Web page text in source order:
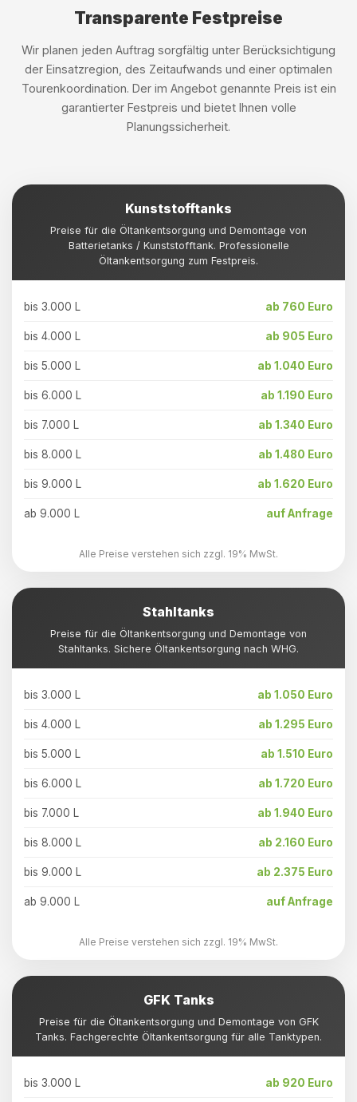
Transparente Festpreise
Wir planen jeden Auftrag sorgfältig unter Berücksichtigung
der Einsatzregion, des Zeitaufwands und einer optimalen
Tourenkoordination. Der im Angebot genannte Preis ist ein
garantierter Festpreis und bietet Ihnen volle
Planungssicherheit.
Kunststofftanks
Preise für die Öltankentsorgung und Demontage von
Batterietanks / Kunststofftank. Professionelle
Öltankentsorgung zum Festpreis.
bis 3.000 L ab 760 Euro
bis 4.000 L ab 905 Euro
bis 5.000 L ab 1.040 Euro
bis 6.000 L ab 1.190 Euro
bis 7.000 L ab 1.340 Euro
bis 8.000 L ab 1.480 Euro
bis 9.000 L ab 1.620 Euro
ab 9.000 L auf Anfrage
Alle Preise verstehen sich zzgl. 19% MwSt.
Stahltanks
Preise für die Öltankentsorgung und Demontage von
Stahltanks. Sichere Öltankentsorgung nach WHG.
bis 3.000 L ab 1.050 Euro
bis 4.000 L ab 1.295 Euro
bis 5.000 L ab 1.510 Euro
bis 6.000 L ab 1.720 Euro
bis 7.000 L ab 1.940 Euro
bis 8.000 L ab 2.160 Euro
bis 9.000 L ab 2.375 Euro
ab 9.000 L auf Anfrage
Alle Preise verstehen sich zzgl. 19% MwSt.
GFK Tanks
Preise für die Öltankentsorgung und Demontage von GFK
Tanks. Fachgerechte Öltankentsorgung für alle Tanktypen.
bis 3.000 L ab 920 Euro